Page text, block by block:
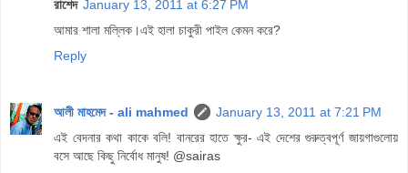
রাশেদ January 13, 2011 at 6:27 PM
আমার শালা মল্লিক।এই হালা চাকুরী পাইল কেমন করে?
Reply
আলী মাহমেদ - ali mahmed
January 13, 2011 at 7:21 PM
এই বেদনার কথা কাকে বলি! বানরের হাতে ক্ষুর- এই দেশের গুরুত্বপূর্ণ জায়গাগুলোয়
বসে আছে কিছু নির্বোধ মানুষ! @sairas